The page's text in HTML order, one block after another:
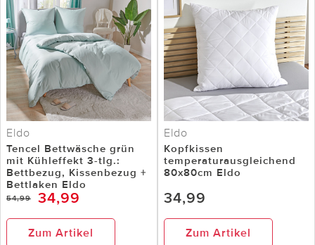
Eldo
Tencel Bettwäsche grün
mit Kühleffekt 3-tlg.:
Bettbezug, Kissenbezug +
Bettlaken Eldo
54,99 34,99
Zum Artikel
Eldo
Kopfkissen
temperaturausgleichend
80x80cm Eldo
34,99
Zum Artikel